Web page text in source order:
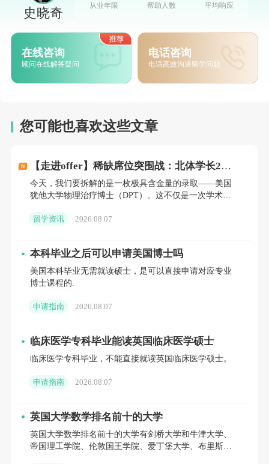
目前新政策下， 学生签证允许打工时长从每周20小时增加
申请通路：本科背景 VS 专科背景
，通常就可以先申请预录取。这一阶段一般不强制要求
提供语言成绩，后续是否需要提交语言成绩、以及语言成
接。
如果你是本科毕业，通常可以根据目标专业直接申请硕
史晓奇
从业年限
帮助人数
平均响应
在线咨询
顾问在线解答疑问
电话咨询
电话高效沟通留学问题
您可能也喜欢这些文章
【走进offer】稀缺席位突围战：北体学长2年
长线规划，逆势拿下全美仅招个位数的DPT博
士！
今天，我们要拆解的是一枚极具含金量的录取——美国
犹他大学物理治疗博士（DPT）。这不仅是一次学术能
美胜利。
留学资讯 2026.08.07
本科毕业之后可以申请美国博士吗
美国本科毕业无需就读硕士，是可以直接申请对应专业
博士课程的.
申请指南 2026.08.07
临床医学专科毕业能读英国临床医学硕士
临床医学专科毕业，不能直接就读英国临床医学硕士。
申请指南 2026.08.07
英国大学数学排名前十的大学
英国大学数学排名前十的大学有剑桥大学和牛津大学、
帝国理工学院、伦敦国王学院、爱丁堡大学、布里斯托